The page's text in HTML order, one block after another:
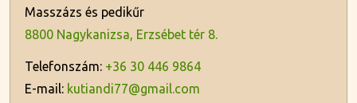
Masszázs és pedikűr
8800 Nagykanizsa, Erzsébet tér 8.
Telefonszám: +36 30 446 9864
E-mail: kutiandi77@gmail.com